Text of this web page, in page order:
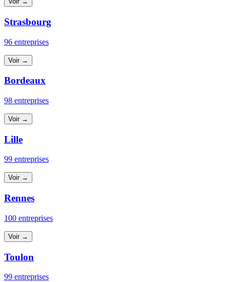
Strasbourg
96 entreprises
Voir →
Bordeaux
98 entreprises
Voir →
Lille
99 entreprises
Voir →
Rennes
100 entreprises
Voir →
Toulon
99 entreprises